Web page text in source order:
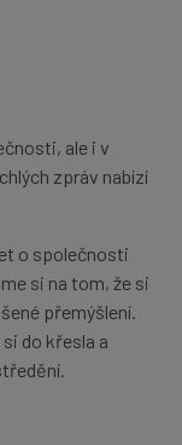
ale i v
zpráv nabízí
o společnosti
si na tom, že si
přemýšlení.
do křesla a